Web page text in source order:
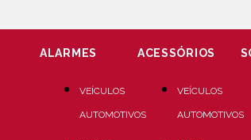
ALARMES
VEÍCULOS
AUTOMOTIVOS
ACESSÓRIOS
VEÍCULOS
AUTOMOTIVOS